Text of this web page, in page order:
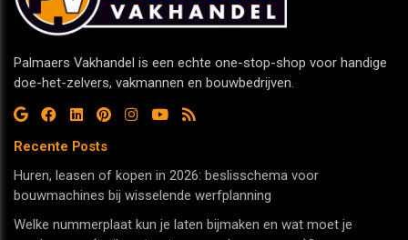
Palmaers Vakhandel is een echte one-stop-shop voor handige
doe-het-zelvers, vakmannen en bouwbedrijven.
Recente Posts
Huren, leasen of kopen in 2026: beslisschema voor
bouwmachines bij wisselende werfplanning
Welke nummerplaat kun je laten bijmaken en wat moet je